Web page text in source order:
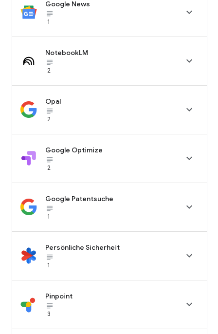
Google News
subject_black
1

NotebookLM
subject_black
2

Opal
subject_black
2

Google Optimize
subject_black
2

Google Patentsuche
subject_black
1

Persönliche Sicherheit
subject_black
1

Pinpoint
subject_black
3
